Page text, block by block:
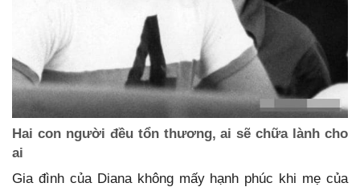
Hai con người đều tổn thương, ai sẽ chữa lành cho
ai
Gia đình của Diana không mấy hạnh phúc khi mẹ của